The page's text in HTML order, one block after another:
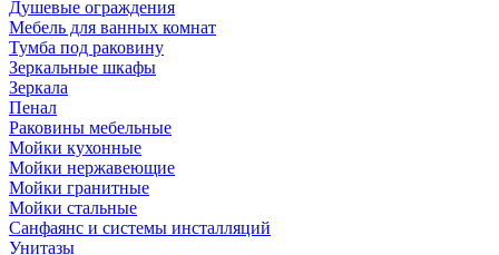
Душевые ограждения
Мебель для ванных комнат
Тумба под раковину
Зеркальные шкафы
Зеркала
Пенал
Раковины мебельные
Мойки кухонные
Мойки нержавеющие
Мойки гранитные
Мойки стальные
Санфаянс и системы инсталляций
Унитазы